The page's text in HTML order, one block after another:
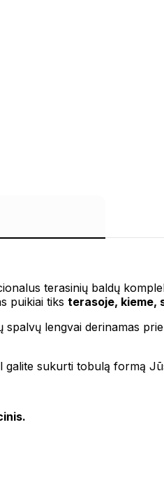
terasinių baldų
puikiai tiksterasoje, kieme,
lengvai derinamas
galite sukurti tobulą formą